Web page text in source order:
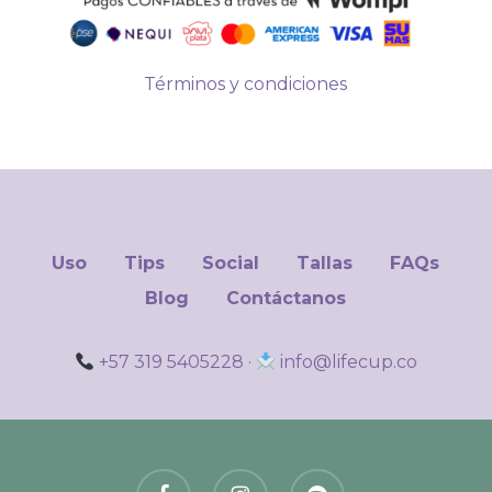
Términos y condiciones
Uso Tips Social Tallas
FAQs
Blog
Contáctanos
+57 319 5405228 · info@lifecup.co
facebook instagram spotify